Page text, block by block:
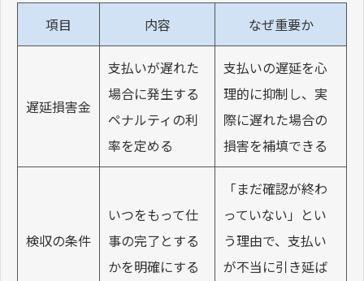
項目
内容 なぜ重要か
遅延損害金
支払いが遅れた
場合に発生する
ペナルティの利
率を定める
支払いの遅延を心
理的に抑制し、実
際に遅れた場合の
損害を補填できる
検収の条件
いつをもって仕
事の完了とする
かを明確にする
「まだ確認が終わ
っていない」とい
う理由で、支払い
が不当に引き延ば